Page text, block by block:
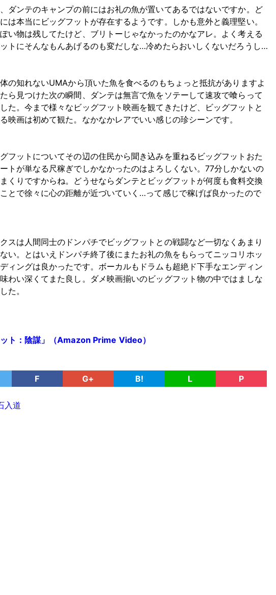
ダンテのキャンプの前にはお礼の魚が置いてあるではないですか。ど
は本当にビッグフットが存在するようです。しかも意外と義理堅い。
い物は残してたけど、ブリトーじゃなかったのかなアレ。よく考える
トにそんなもんあげるのも変だしな…冷めたらおいしくないだろうし…
の知れないUMAから頂いた魚を食べるのもちょっと抵抗がありますよ
ら見つけた次の瞬間、ダンテは無言で魚をソテーして速攻で喰らって
た。今まで様々なビッグフット映画を観てきたけど、ビッグフットと
映画は初めて観た。なかなかレアでいい感じの珍シーンです。
フットについてその辺の住民から聞き込みを重ねるビッグフットおた
トが単なる尺稼ぎでしかなかったのはよろしくない。77分しかないの
くりですからね。どうせならダンテとビッグフットが何度も食料交換
とで徐々に心の距離が近づいていく…って感じで稼げば良かったので
スは人間同士のドンパチでビッグフットとの戦闘など一切なくあまり
い。とはいえドンパチ終了後にまたお礼の魚をもらってニッコリホッ
ィングは良かったです。ボーカルもドラムも超絶ド下手なエンディン
わい深くてまた良し。ダメ映画揃いのビッグフット物の中ではましな
た。
ット：陰謀」（Amazon Prime Video）
F G+ B! L P
入道